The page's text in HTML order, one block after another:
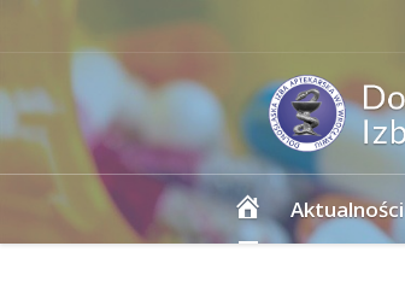
Strona
główna
Aktualności